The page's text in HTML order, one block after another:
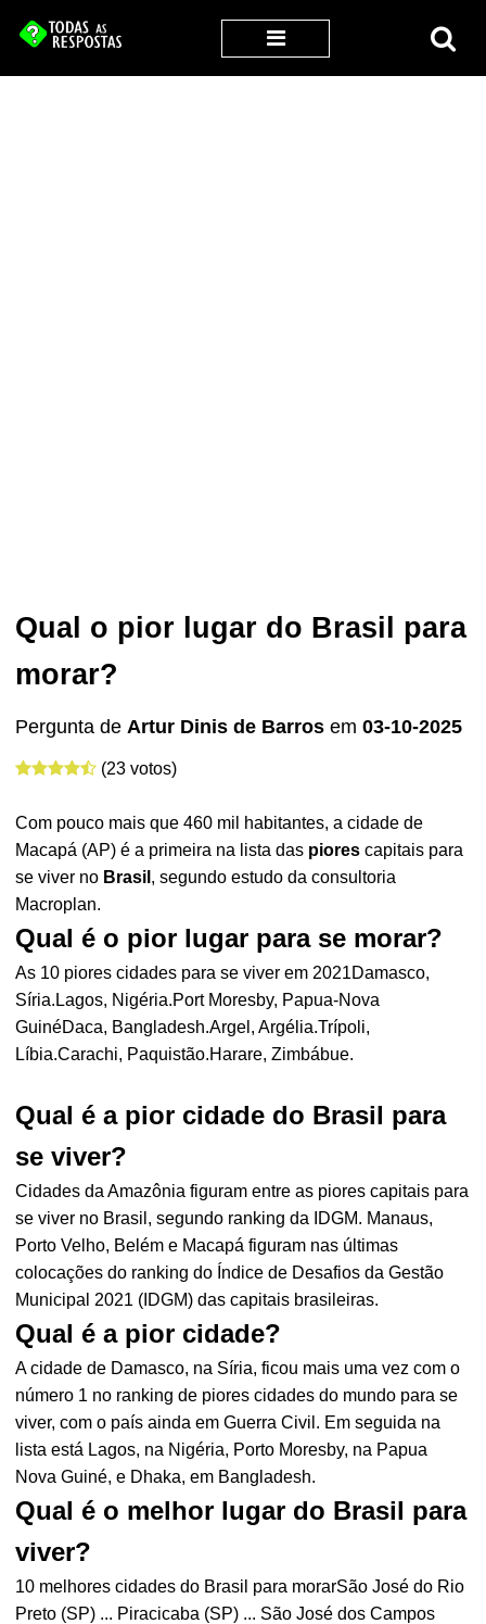
Qual o pior lugar do Brasil para
morar?
Pergunta deArtur Dinis de Barros em03-10-2025
(23 votos)
Com pouco mais que 460 mil habitantes, a cidade de
Macapá (AP) é a primeira na lista das piores capitais para
se viver no Brasil , segundo estudo da consultoria
Macroplan.
Qual é o pior lugar para se morar?
As 10 piores cidades para se viver em 2021Damasco,
Síria.Lagos, Nigéria.Port Moresby, Papua-Nova
GuinéDaca, Bangladesh.Argel, Argélia.Trípoli,
Líbia.Carachi, Paquistão.Harare, Zimbábue.
Qual é a pior cidade do Brasil para
se viver?
Cidades da Amazônia figuram entre as piores capitais para
se viver no Brasil, segundo ranking da IDGM. Manaus,
Porto Velho, Belém e Macapá figuram nas últimas
colocações do ranking do Índice de Desafios da Gestão
Municipal 2021 (IDGM) das capitais brasileiras.
Qual é a pior cidade?
A cidade de Damasco, na Síria, ficou mais uma vez com o
número 1 no ranking de piores cidades do mundo para se
viver, com o país ainda em Guerra Civil. Em seguida na
lista está Lagos, na Nigéria, Porto Moresby, na Papua
Nova Guiné, e Dhaka, em Bangladesh.
Qual é o melhor lugar do Brasil para
viver?
10 melhores cidades do Brasil para morarSão José do Rio
Preto (SP) ... Piracicaba (SP) ... São José dos Campos